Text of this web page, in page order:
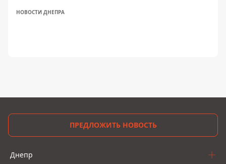
НОВОСТИ ДНЕПРА
ПРЕДЛОЖИТЬ НОВОСТЬ
Днепр